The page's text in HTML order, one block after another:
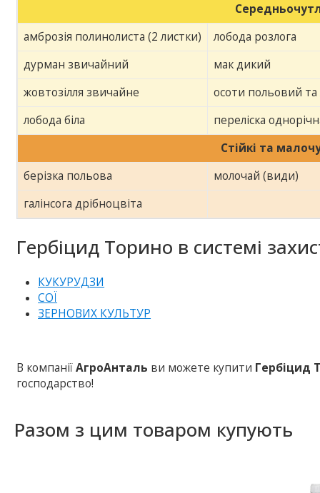
амброзія полинолиста (2 листки)
лобода розлога
дурман звичайний
мак дикий
жовтозілля звичайне
осоти польовий
лобода біла
переліска
Стійкі та
берізка польова
молочай (види)
галінсога дрібноцвіта
Гербіцид Торино в системі
КУКУРУДЗИ
СОЇ
ЗЕРНОВИХ КУЛЬТУР
В компаніїАгроАнталь ви можете купити Гербіцид
господарство!
Разом з цим товаром купують